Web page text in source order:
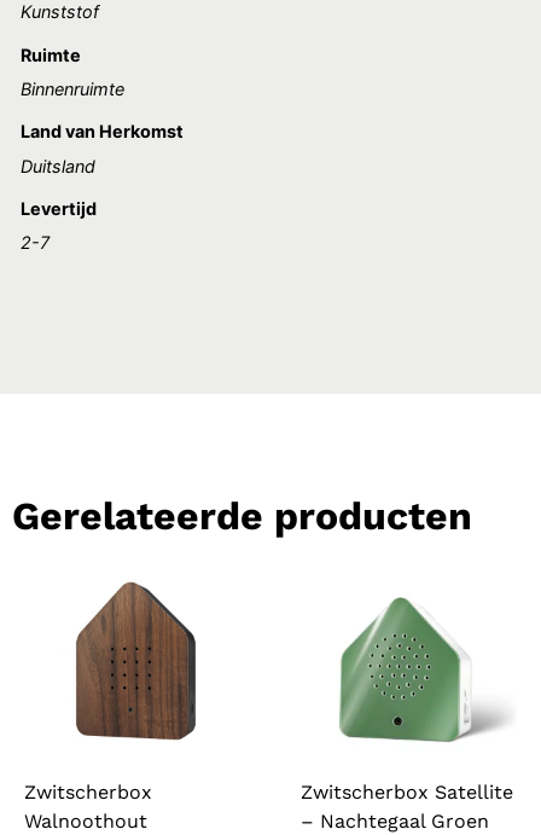
Kunststof
Ruimte
Binnenruimte
Land van Herkomst
Duitsland
Levertijd
2-7
Gerelateerde producten
Zwitscherbox
Walnoothout
Zwitscherbox Satellite
– Nachtegaal Groen